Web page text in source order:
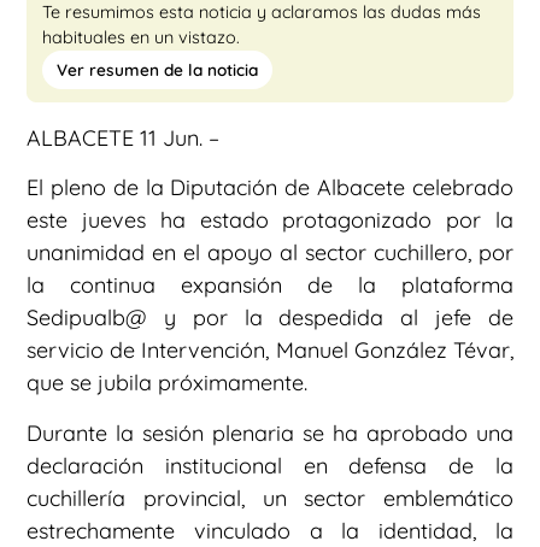
Te resumimos esta noticia y aclaramos las dudas más
habituales en un vistazo.
Ver resumen de la noticia
ALBACETE 11 Jun. –
El pleno de la Diputación de Albacete celebrado
este jueves ha estado protagonizado por la
unanimidad en el apoyo al sector cuchillero, por
la continua expansión de la plataforma
Sedipualb@ y por la despedida al jefe de
servicio de Intervención, Manuel González Tévar,
que se jubila próximamente.
Durante la sesión plenaria se ha aprobado una
declaración institucional en defensa de la
cuchillería provincial, un sector emblemático
estrechamente vinculado a la identidad, la